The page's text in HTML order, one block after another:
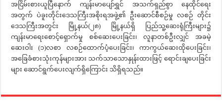
အငြိမ်းစားယူပြီနောက် ကျန်းမာပျော်ရွှင် အသက်ရှည်စွာ နေထိုင်ရေး
အတွက် ပဲခူးတိုင်းဒေသကြီးအစိုးရအဖွဲ့၏ ဦးဆောင်စီစဉ်မှု လစဉ် တိုင်း
ဒေသကြီးအတွင်း မြို့နယ်(၂၈) မြို့နယ်ရှိ ပြည်သူ့ဆေးရုံကြီးများ၌
ကျန်းမာရေးစောင့်ရှောက်မှု စစ်ဆေးပေးခြင်း၊ လူနာတစ်ဦးလျှင် အခမဲ့
ဆေးဝါး (၁)လစာ လစဉ်ထောက်ပံ့ပေးခြင်း၊ ကာကွယ်ဆေးထိုပေးခြင်း၊
အခြေခံစားသုံးကုန်များအား သက်သာသောနှုန်းထားဖြင့် ရောင်းချပေးခြင်း
များ ဆောင်ရွက်ပေးလျက်ရှိကြောင်း သိရှိရသည်။